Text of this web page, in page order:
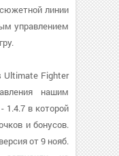
линии
управлением
Ultimate Fighter
нашим
1.4.7 в которой
и бонусов.
от 9 нояб.